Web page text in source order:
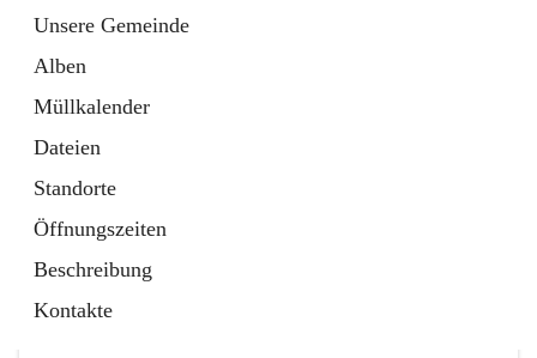
Unsere Gemeinde
Alben
Müllkalender
Dateien
Standorte
Öffnungszeiten
Beschreibung
Kontakte
Tab
Bebauungsplan
öffnet
in
neuem
Tab